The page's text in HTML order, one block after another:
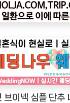
이넥 심플 단추